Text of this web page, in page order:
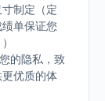
制定（定
单保证您
的隐私，致
优质的体